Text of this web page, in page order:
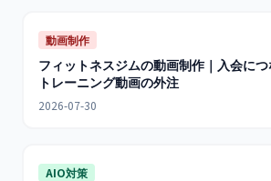
動画制作
フィットネスジムの動画制作｜入会につ
トレーニング動画の外注
2026-07-30
AIO対策